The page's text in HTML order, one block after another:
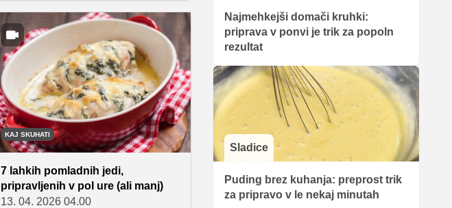
najboljši zaveznik. Takrat pride prav
ideja za preprosto "vse na enem
pekaču" kosilo, ki ne zahteva veliko
dela, a ponudi poln okus in
zadovoljstvo.
KAJ SKUHATI
7 lahkih pomladnih jedi,
pripravljenih v pol ure (ali manj)
13. 04. 2026 04.00
Najmehkejši domači kruhki:
priprava v ponvi je trik za popoln
rezultat
Sladice
Puding brez kuhanja: preprost trik
za pripravo v le nekaj minutah